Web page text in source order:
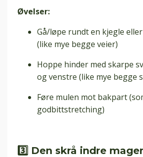
Øvelser:
Gå/løpe rundt en kjegle
(like mye begge veier)
Hoppe hinder med skarpe
og venstre (like mye begge
Føre mulen mot bakpart
godbittstretching)
3️⃣ Den skrå indre